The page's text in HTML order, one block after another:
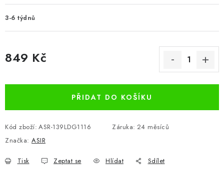
3-6 týdnů
849 Kč
PŘIDAT DO KOŠÍKU
Kód zboží: ASR-139LDG1116 Záruka: 24 měsíců
Značka: ASIR
Tisk Zeptat se Hlídat Sdílet